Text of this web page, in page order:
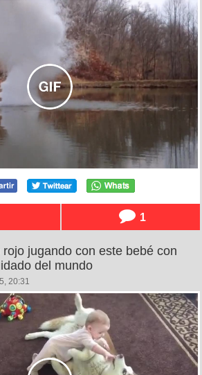
1
jugando con este bebé con
del mundo
20:31